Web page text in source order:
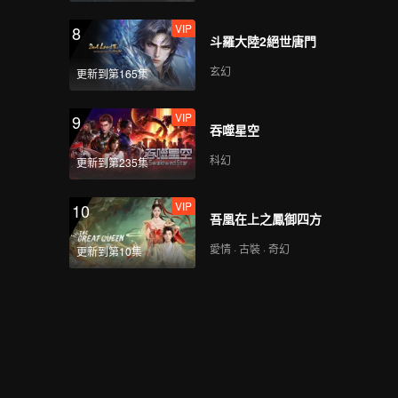
8
更新到第165集
VIP
斗羅大陸2絕世唐門
玄幻
9
更新到第235集
VIP
吞噬星空
科幻
10
更新到第10集
VIP
吾凰在上之鳳御四方
愛情 · 古裝 · 奇幻